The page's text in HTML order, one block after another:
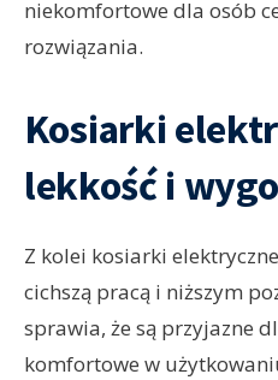
niekomfortowe dla osób
rozwiązania.
Kosiarki
lekkość i
Z kolei kosiarki
cichszą pracą i niższym
sprawia, że są przyjazne
komfortowe w